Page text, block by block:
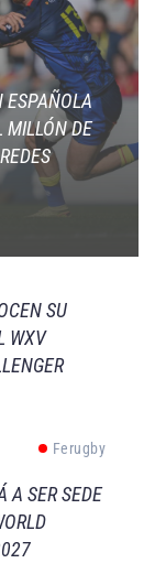
ESPAÑOLA
MILLÓN DE
SU
WXV
Ferugby
A SER SEDE